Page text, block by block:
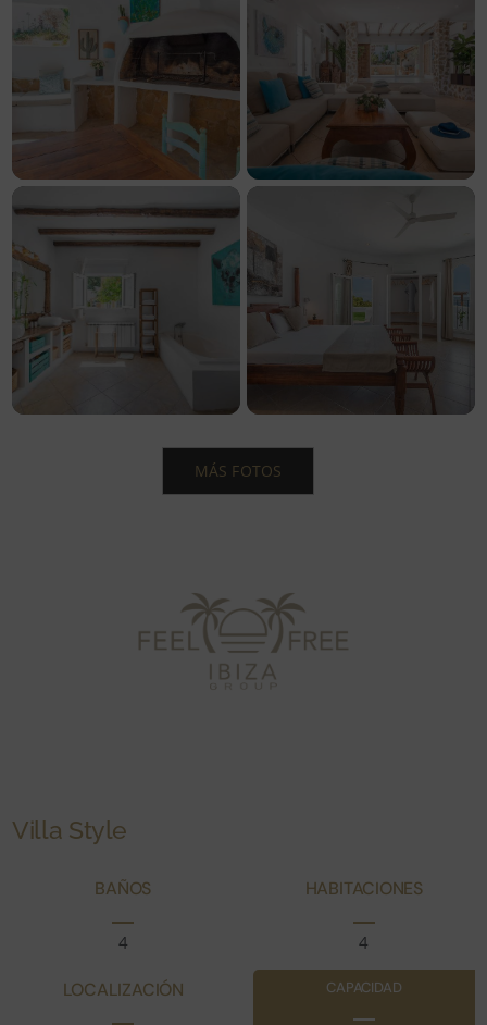
MÁS FOTOS
Villa Style
BAÑOS
4
HABITACIONES
4
LOCALIZACIÓN CAPACIDAD